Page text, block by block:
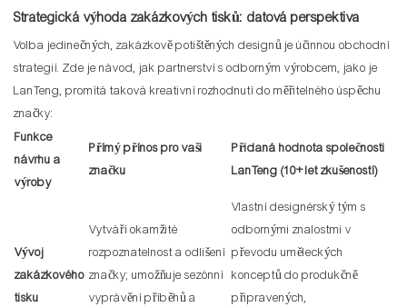
Strategická výhoda zakázkových tisků: datová perspektiva
Volba jedinečných, zakázkově potištěných designů je účinnou obchodní
strategií. Zde je návod, jak partnerství s odborným výrobcem, jako je
LanTeng, promítá taková kreativní rozhodnutí do měřitelného úspěchu
značky:
Funkce
návrhu a
výroby
Přímý přínos pro vaši
značku
Přidaná hodnota společnosti
LanTeng (10+ let zkušeností)
Vývoj
zakázkového
tisku
Vytváří okamžité
rozpoznatelnost a odlišení
značky; umožňuje sezónní
vyprávění příběhů a
Vlastní designérský tým s
odbornými znalostmi v
převodu uměleckých
konceptů do produkčně
připravených,